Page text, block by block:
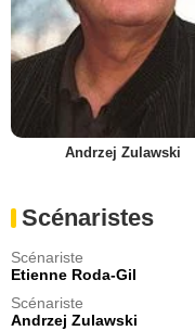
Andrzej Zulawski
Scénaristes
Scénariste
Etienne Roda-Gil
Scénariste
Andrzej Zulawski